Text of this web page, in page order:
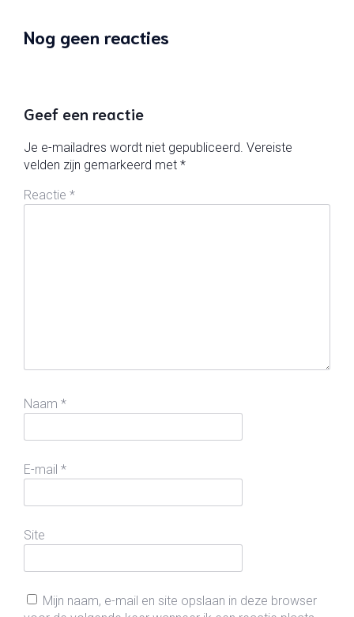
Nog geen reacties
Geef een reactie
Je e-mailadres wordt niet gepubliceerd. Vereiste
velden zijn gemarkeerd met *
Reactie *
Naam *
E-mail *
Site
Mijn naam, e-mail en site opslaan in deze browser